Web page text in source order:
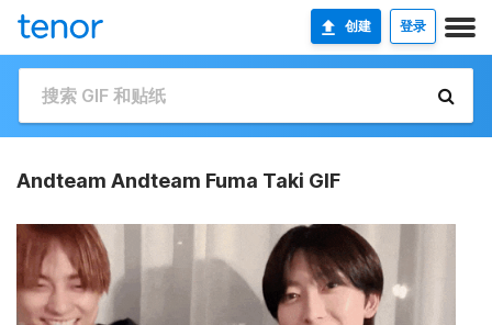
创建 登录
Andteam Andteam Fuma Taki GIF